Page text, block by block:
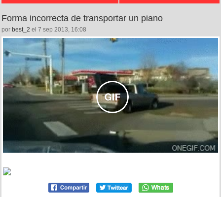
Forma incorrecta de transportar un piano
por best_2 el 7 sep 2013, 16:08